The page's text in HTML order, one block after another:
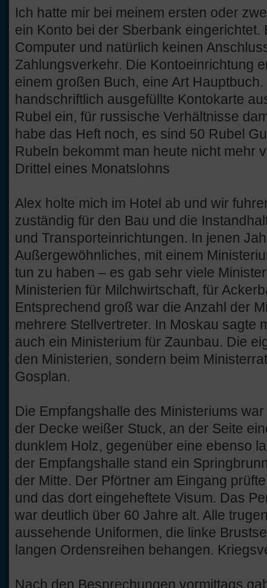
Ich hatte mir bei meinem ersten oder
ein Konto bei der Sberbank
Computer und natürlich keinen
Zahlungsverkehr. Die Kontoeinrichtung
einem großen Buch, eine Art
handschriftlich ausgefüllte Kontokarte
Rubel ein, für russische Verhältnisse
habe das Heft noch, es sind 50 Rubel
Rubeln bekommt man heute nicht mehr
Drittel eines Monatslohns
Alex holte mich im Hotel ab und wir
zuständig für den Bau und die
und Transporteinrichtungen. In jenen
Außergewöhnliches, mit einem
tun zu haben – es gab sehr viele
Ministerien für Milchwirtschaft, für
Entsprechend groß war die Anzahl der
mehrere Stellvertreter. In Moskau sagte
auch ein Ministerium für Zaunbau. Die
den Ministerien, sondern beim
Gosplan.
Die Empfangshalle des Ministeriums
der Decke weißer Stuck, an der Seite
dunklem Holz, gegenüber eine ebenso
der Empfangshalle stand ein
der Mitte. Der Pförtner am Eingang
und das dort eingeheftete Visum. Das
war deutlich über 60 Jahre alt. Alle
aussehende Uniformen, die linke
langen Ordensreihen behangen.
Nach den Besprechungen vormittags